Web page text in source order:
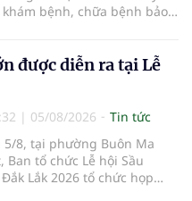
bệnh, chữa bệnh bảo
chữa bệnh theo yêu cầu
vẫn phải nộp thêm các chi
chi trả.
được diễn ra tại Lễ
| 05/08/2026
Tin tức
5/8, tại phường Buôn Ma
Ban tổ chức Lễ hội Sầu
Lắk 2026 tổ chức họp